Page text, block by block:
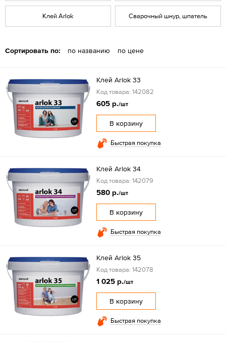
Клей Arlok Сварочный шнур, шпатель
Сортировать по: по названию по цене
Клей Arlok 33
Код товара: 142082
605 р./шт
В корзину
Быстрая покупка
Клей Arlok 34
Код товара: 142079
580 р./шт
В корзину
Быстрая покупка
Клей Arlok 35
Код товара: 142078
1 025 р./шт
В корзину
Быстрая покупка